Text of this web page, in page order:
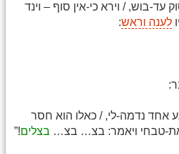
בוש, / וירא כי-אין סוף – וינד
לענה וראש:
אחד נדמה-לי, / כאלו הוא חסר
טבחי ויאמר: בצ… בצ… בצלים!”